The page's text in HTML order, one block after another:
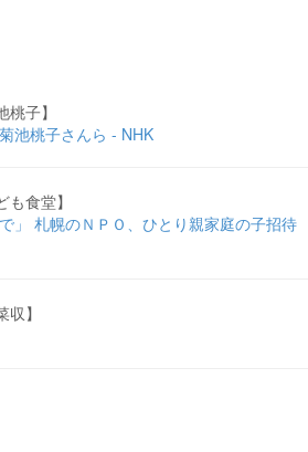
子】
池桃子さんら - NHK
食堂】
」 札幌のＮＰＯ、ひとり親家庭の子招待
】